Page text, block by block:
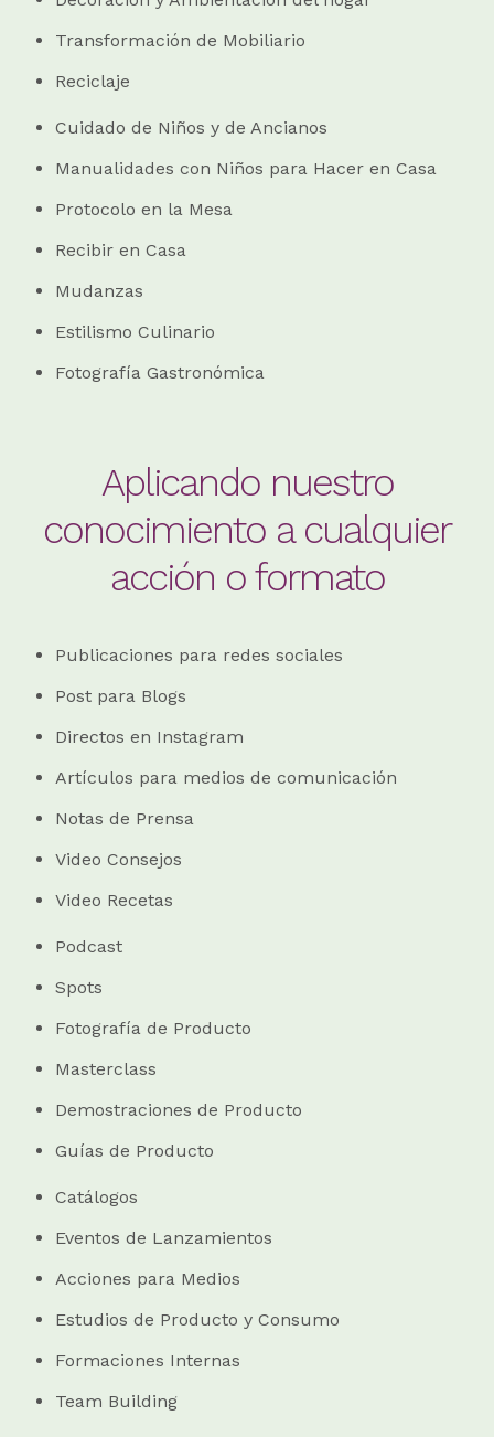
Transformación de Mobiliario
Reciclaje
Cuidado de Niños y de Ancianos
Manualidades con Niños para Hacer en Casa
Protocolo en la Mesa
Recibir en Casa
Mudanzas
Estilismo Culinario
Fotografía Gastronómica
Aplicando nuestro
conocimiento a cualquier
acción o formato
Publicaciones para redes sociales
Post para Blogs
Directos en Instagram
Artículos para medios de comunicación
Notas de Prensa
Video Consejos
Video Recetas
Podcast
Spots
Fotografía de Producto
Masterclass
Demostraciones de Producto
Guías de Producto
Catálogos
Eventos de Lanzamientos
Acciones para Medios
Estudios de Producto y Consumo
Formaciones Internas
Team Building